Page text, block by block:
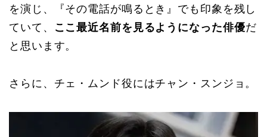
を演じ、『その電話が鳴るとき』でも印象を残し
ていて、
ここ最近名前を見るようになった俳優だ
と思います。
さらに、チェ・ムンド役にはチャン・スンジョ。